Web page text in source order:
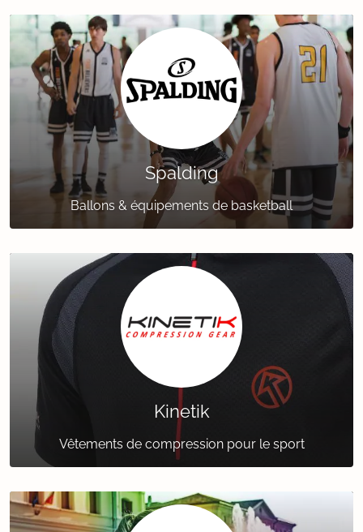
Spalding
Ballons & équipements de basketball
Kinetik
Vêtements de compression pour le sport